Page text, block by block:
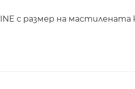
с размер на мастилената